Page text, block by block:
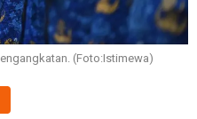
(Foto:Istimewa)